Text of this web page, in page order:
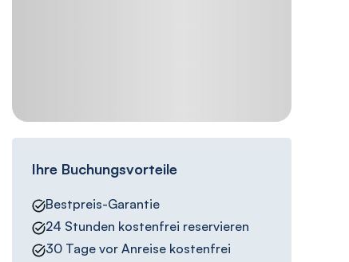
Ihre Buchungsvorteile
Bestpreis-Garantie
24 Stunden kostenfrei reservieren
30 Tage vor Anreise kostenfrei